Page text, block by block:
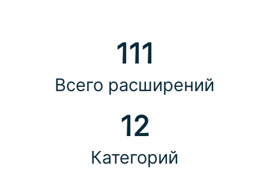
111
Всего расширений
12
Категорий